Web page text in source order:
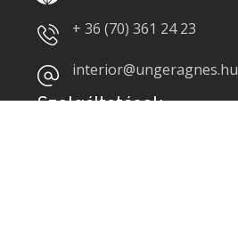
+ 36 (70)361 24 23
interior@ungeragnes.hu
Szolgáltatások